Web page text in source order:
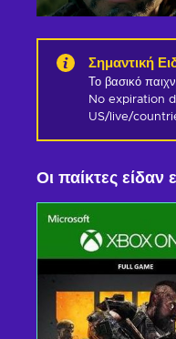
Σημαντική
Το βασικό
No expiration
US/live/
Οι παίκτες είδαν